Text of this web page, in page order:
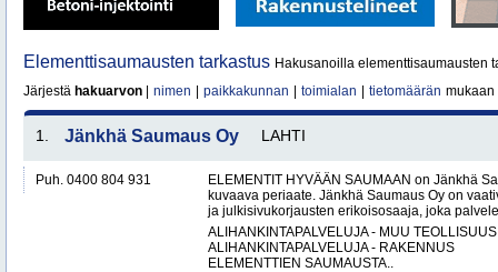
Elementtisaumausten tarkastus Hakusanoilla elementtisaumausten
Järjestä hakuarvon nimen paikkakunnan toimialan tietomäärän mukaan
1. Jänkhä Saumaus Oy LAHTI
Puh. 0400 804 931
ELEMENTIT HYVÄÄN SAUMAAN on Jänkhä
kuvaava periaate. Jänkhä Saumaus Oy on
ja julkisivukorjausten erikoisosaaja, joka
ALIHANKINTAPALVELUJA - MUU TEOLLISUUS
ALIHANKINTAPALVELUJA - RAKENNUS
ELEMENTTIEN SAUMAUSTA..